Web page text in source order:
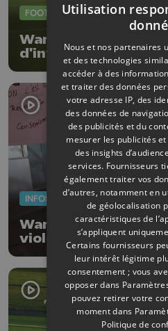
FOOTBALL
Waremme met fin à
d'invincibilité de
INFOS
Waremme :
violences
Utilisation
Nous et nos partenaires
et des technologies
accéder à des
et traiter des données
votre adresse IP, des
des données de
des publicités et du
mesurer les publicités
des insights
services. Fournisseurs
également traiter vos
d’autres, notamment en
de géolocalisation
caractéristiques de
s’appliquent
Certains fournisseurs
leur intérêt légitime
consentement ; vous
opposer dans
pouvez retirer votre
moment dans
Politique de